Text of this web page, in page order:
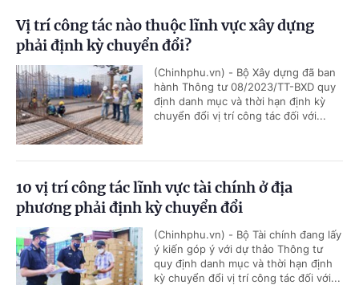
Vị trí công tác nào thuộc lĩnh vực xây dựng
phải định kỳ chuyển đổi?
(Chinhphu.vn) - Bộ Xây dựng đã ban
hành Thông tư 08/2023/TT-BXD quy
định danh mục và thời hạn định kỳ
chuyển đổi vị trí công tác đối với...
10 vị trí công tác lĩnh vực tài chính ở địa
phương phải định kỳ chuyển đổi
(Chinhphu.vn) - Bộ Tài chính đang lấy
ý kiến góp ý với dự thảo Thông tư
quy định danh mục và thời hạn định
kỳ chuyển đổi vị trí công tác đối với...